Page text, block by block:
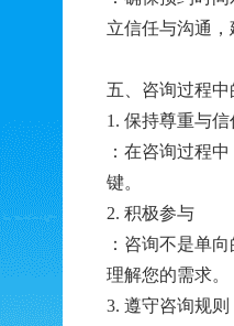
立信任与沟通，
五、咨询过程
1. 保持尊重与信
：在咨询过程
键。
2. 积极参与
：咨询不是单
理解您的需求。
3. 遵守咨询规则